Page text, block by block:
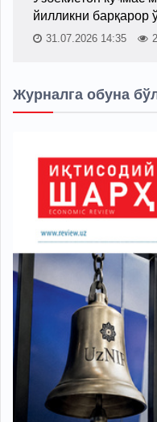
йилликни барқарор
31.07.2026 14:35
Журналга обуна